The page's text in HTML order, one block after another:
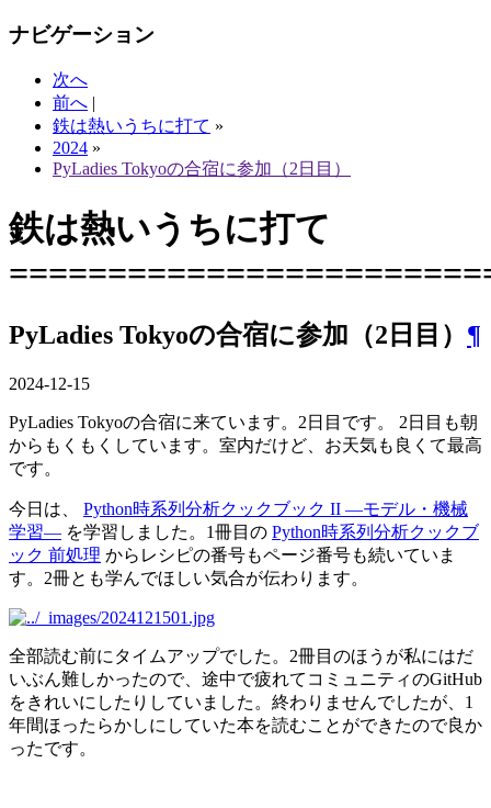
ナビゲーション
次へ
前へ |
鉄は熱いうちに打て »
2024 »
PyLadies Tokyoの合宿に参加（2日目）
鉄は熱いうちに打て
PyLadies Tokyoの合宿に参加（2日目） ¶
2024-12-15
PyLadies Tokyoの合宿に来ています。2日目です。 2日目も朝
からもくもくしています。室内だけど、お天気も良くて最高
です。
今日は、 Python時系列分析クックブック II ―モデル・機械
学習― を学習しました。1冊目の Python時系列分析クックブ
ック 前処理 からレシピの番号もページ番号も続いていま
す。2冊とも学んでほしい気合が伝わります。
全部読む前にタイムアップでした。2冊目のほうが私にはだ
いぶん難しかったので、途中で疲れてコミュニティのGitHub
をきれいにしたりしていました。終わりませんでしたが、1
年間ほったらかしにしていた本を読むことができたので良か
ったです。